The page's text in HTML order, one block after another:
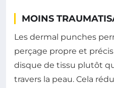
MOINS
Les dermal punches
perçage propre et
disque de tissu plutôt
travers la peau. Cela